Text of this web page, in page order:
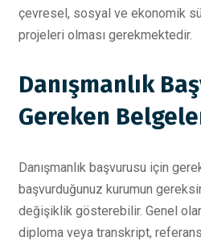
çevresel, sosyal ve ekonomik
projeleri olması gerekmektedir.
Danışmanlık
Gereken
Danışmanlık başvurusu için
başvurduğunuz kurumun
değişiklik gösterebilir. Genel
diploma veya transkript,